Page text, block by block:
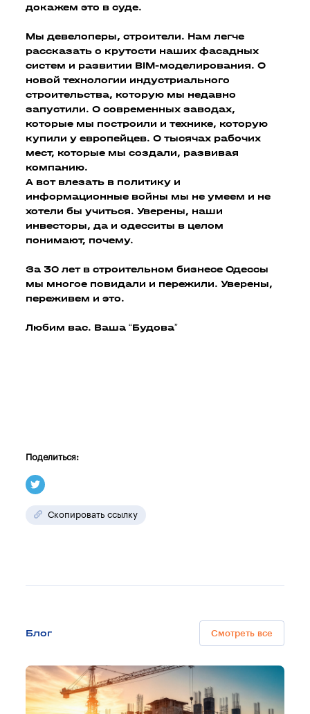
докажем это в суде.
Мы девелоперы, строители. Нам легче
рассказать о крутости наших фасадных
систем и развитии BIM-моделирования. О
новой технологии индустриального
строительства, которую мы недавно
запустили. О современных заводах,
которые мы построили и технике, которую
купили у европейцев. О тысячах рабочих
мест, которые мы создали, развивая
компанию.
А вот влезать в политику и
информационные войны мы не умеем и не
хотели бы учиться. Уверены, наши
инвесторы, да и одесситы в целом
понимают, почему.
За 30 лет в строительном бизнесе Одессы
мы многое повидали и пережили. Уверены,
переживем и это.
Любим вас. Ваша “Будова”
Поделиться:
Скопировать ссылку
Блог Смотреть все